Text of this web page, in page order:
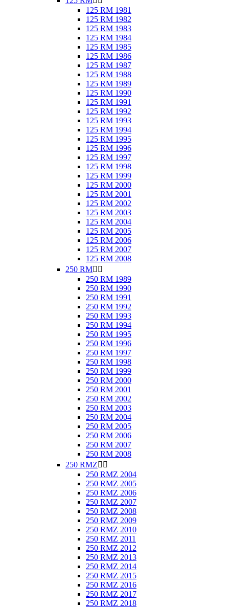
125 RM 1981
125 RM 1982
125 RM 1983
125 RM 1984
125 RM 1985
125 RM 1986
125 RM 1987
125 RM 1988
125 RM 1989
125 RM 1990
125 RM 1991
125 RM 1992
125 RM 1993
125 RM 1994
125 RM 1995
125 RM 1996
125 RM 1997
125 RM 1998
125 RM 1999
125 RM 2000
125 RM 2001
125 RM 2002
125 RM 2003
125 RM 2004
125 RM 2005
125 RM 2006
125 RM 2007
125 RM 2008
250 RM 
250 RM 1989
250 RM 1990
250 RM 1991
250 RM 1992
250 RM 1993
250 RM 1994
250 RM 1995
250 RM 1996
250 RM 1997
250 RM 1998
250 RM 1999
250 RM 2000
250 RM 2001
250 RM 2002
250 RM 2003
250 RM 2004
250 RM 2005
250 RM 2006
250 RM 2007
250 RM 2008
250 RMZ 
250 RMZ 2004
250 RMZ 2005
250 RMZ 2006
250 RMZ 2007
250 RMZ 2008
250 RMZ 2009
250 RMZ 2010
250 RMZ 2011
250 RMZ 2012
250 RMZ 2013
250 RMZ 2014
250 RMZ 2015
250 RMZ 2016
250 RMZ 2017
250 RMZ 2018